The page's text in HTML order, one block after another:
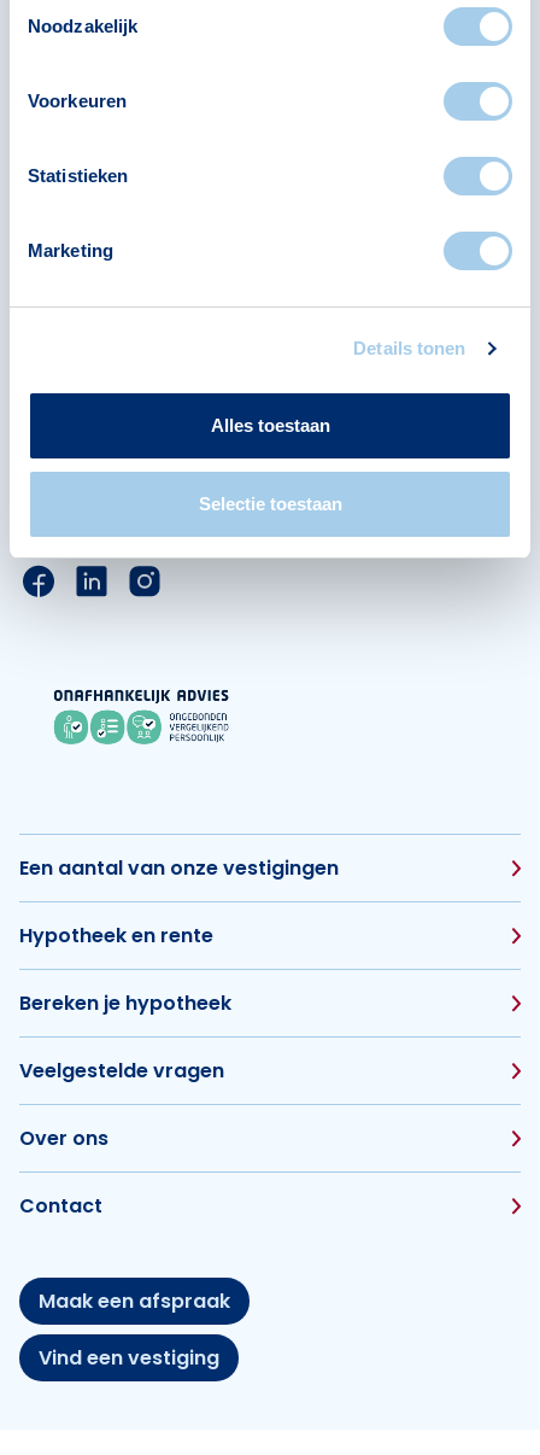
Noodzakelijk
Voorkeuren
Statistieken
Marketing
Details tonen
Alles toestaan
Selectie toestaan
Ja, ik schrijf me in
De Waal 21
5684 PH Best
Alle contactgegevens
Link naar de Facebook pagina van Hypotheek
Link naar de LinkedIn pagina van
Link naar de Instagram pagina van
Een aantal van onze vestigingen
Hypotheek en rente
Bereken je hypotheek
Veelgestelde vragen
Over ons
Contact
Maak een afspraak
Vind een vestiging